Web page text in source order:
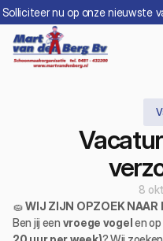
8
🧽 WIJ ZIJN OPZOEK NAAR
Ben jij een vroege vogel en
Solliciteer nu op onze nieuwste